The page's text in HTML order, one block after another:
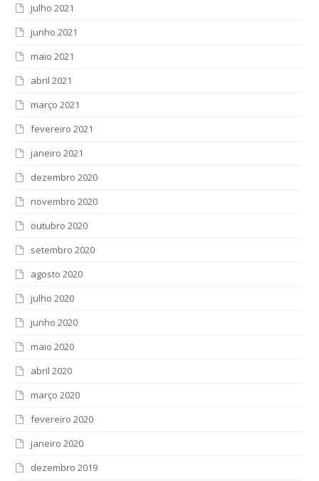
julho 2021
junho 2021
maio 2021
abril 2021
março 2021
fevereiro 2021
janeiro 2021
dezembro 2020
novembro 2020
outubro 2020
setembro 2020
agosto 2020
julho 2020
junho 2020
maio 2020
abril 2020
março 2020
fevereiro 2020
janeiro 2020
dezembro 2019